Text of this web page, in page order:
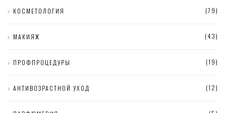
КОСМЕТОЛОГИЯ (79)
МАКИЯЖ (43)
ПРОФПРОЦЕДУРЫ (19)
АНТИВОЗРАСТНОЙ УХОД (12)